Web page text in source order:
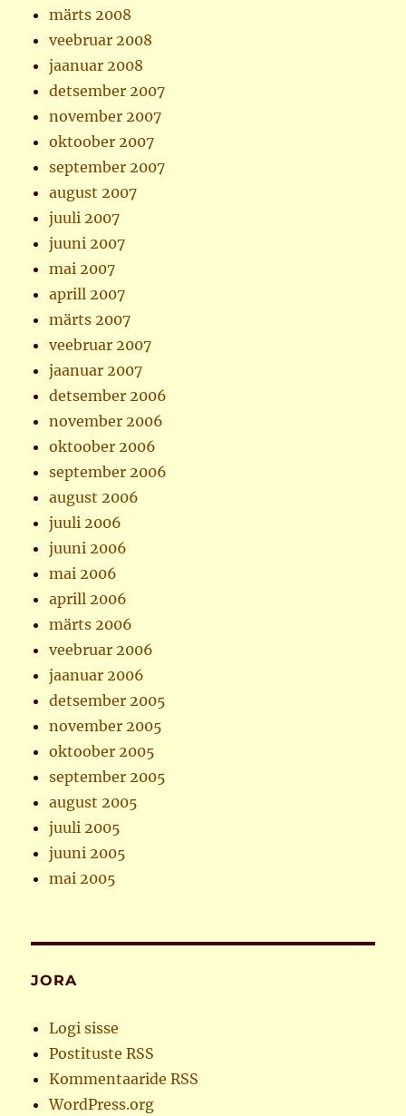
märts 2008
veebruar 2008
jaanuar 2008
detsember 2007
november 2007
oktoober 2007
september 2007
august 2007
juuli 2007
juuni 2007
mai 2007
aprill 2007
märts 2007
veebruar 2007
jaanuar 2007
detsember 2006
november 2006
oktoober 2006
september 2006
august 2006
juuli 2006
juuni 2006
mai 2006
aprill 2006
märts 2006
veebruar 2006
jaanuar 2006
detsember 2005
november 2005
oktoober 2005
september 2005
august 2005
juuli 2005
juuni 2005
mai 2005
JORA
Logi sisse
Postituste RSS
Kommentaaride RSS
WordPress.org